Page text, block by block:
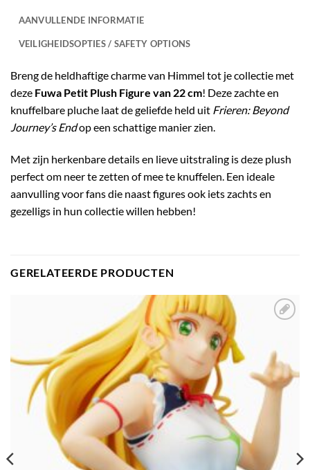
AANVULLENDE INFORMATIE
VEILIGHEIDSOPTIES / SAFETY OPTIONS
Breng de heldhaftige charme van Himmel tot je collectie met
deze Fuwa Petit Plush Figure van 22 cm! Deze zachte en
knuffelbare pluche laat de geliefde held uit Frieren: Beyond
Journey’s Endop een schattige manier zien.
Met zijn herkenbare details en lieve uitstraling is deze plush
perfect om neer te zetten of mee te knuffelen. Een ideale
aanvulling voor fans die naast figures ook iets zachts en
gezelligs in hun collectie willen hebben!
GERELATEERDE PRODUCTEN
verlanglijst